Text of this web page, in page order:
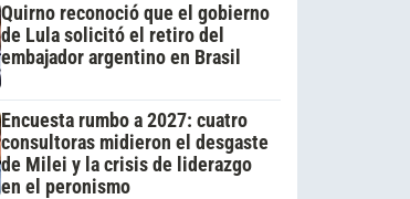
Quirno reconoció que el gobierno
de Lula solicitó el retiro del
embajador argentino en Brasil
Encuesta rumbo a 2027: cuatro
consultoras midieron el desgaste
de Milei y la crisis de liderazgo
en el peronismo